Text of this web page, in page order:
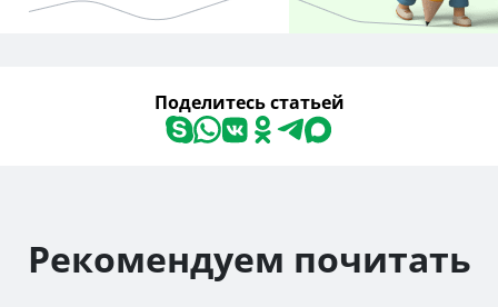
Поделитесь статьей
Рекомендуем почитать